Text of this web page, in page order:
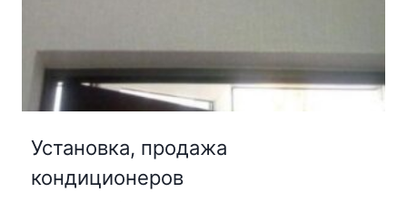
Установка, продажа
кондиционеров